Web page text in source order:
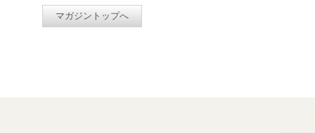
マガジントップへ